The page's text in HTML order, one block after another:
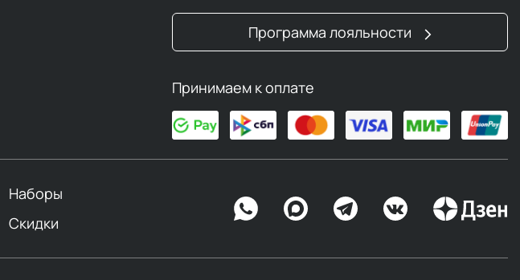
Программа лояльности
Принимаем к оплате
Наборы
Скидки